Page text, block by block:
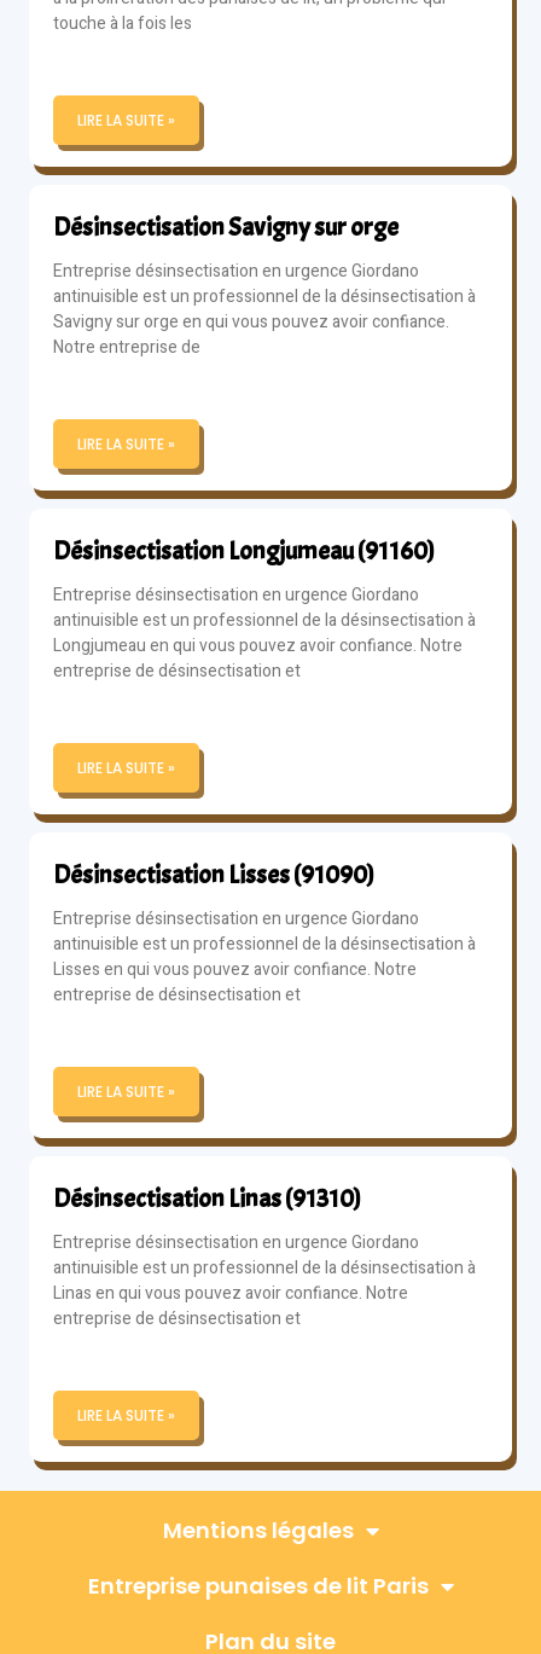
touche à la fois les
LIRE LA SUITE »
Désinsectisation Savigny sur orge
Entreprise désinsectisation en urgence Giordano
antinuisible est un professionnel de la désinsectisation à
Savigny sur orge en qui vous pouvez avoir confiance.
Notre entreprise de
LIRE LA SUITE »
Désinsectisation Longjumeau (91160)
Entreprise désinsectisation en urgence Giordano
antinuisible est un professionnel de la désinsectisation à
Longjumeau en qui vous pouvez avoir confiance. Notre
entreprise de désinsectisation et
LIRE LA SUITE »
Désinsectisation Lisses (91090)
Entreprise désinsectisation en urgence Giordano
antinuisible est un professionnel de la désinsectisation à
Lisses en qui vous pouvez avoir confiance. Notre
entreprise de désinsectisation et
LIRE LA SUITE »
Désinsectisation Linas (91310)
Entreprise désinsectisation en urgence Giordano
antinuisible est un professionnel de la désinsectisation à
Linas en qui vous pouvez avoir confiance. Notre
entreprise de désinsectisation et
LIRE LA SUITE »
Mentions légales
Entreprise punaises de lit Paris
Plan du site